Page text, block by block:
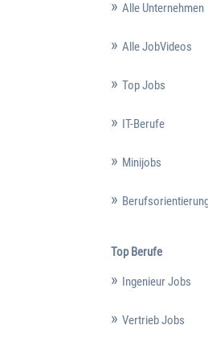
Alle Unternehmen
Alle JobVideos
Top Jobs
IT-Berufe
Minijobs
Top Berufe
Ingenieur Jobs
Vertrieb Jobs